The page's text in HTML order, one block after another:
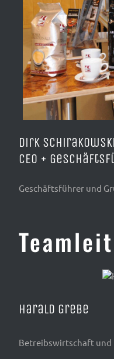
Dirk Schirakowski
CEO +
Geschäftsführer und
Harald Grebe
Betreibswirtschaft